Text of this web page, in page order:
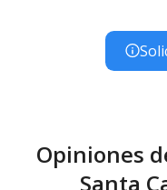
Opiniones
Santa